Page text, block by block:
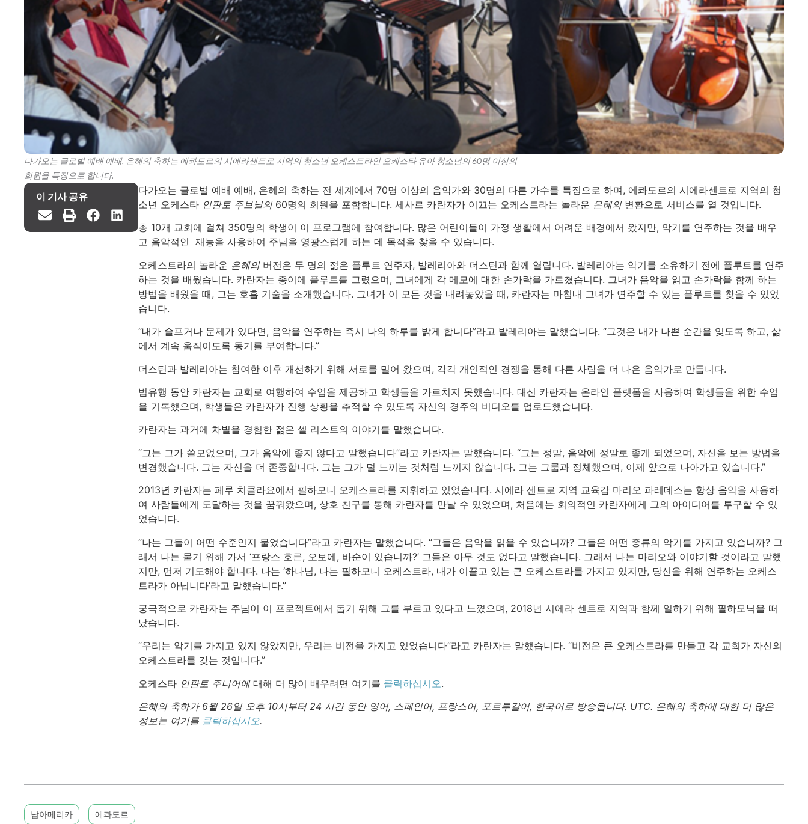
다가오는 글로벌 예배 예배, 은혜의 축하는 에콰도르의 시에라센트로 지역의 청소년 오케스트라인 오케스타 유아 청소년의 60명 이상의
회원을 특징으로 합니다.
이 기사 공유
다가오는 글로벌 예배 예배, 은혜의 축하는 전 세계에서 70명 이상의 음악가와 30명의 다른 가수를 특징으로 하며, 에콰도르의 시에라센트로 지역의 청
소년 오케스타 인판토 주브닐의60명의 회원을 포함합니다. 세사르 카란자가 이끄는 오케스트라는 놀라운 은혜의변환으로 서비스를 열 것입니다.
총 10개 교회에 걸쳐 350명의 학생이 이 프로그램에 참여합니다. 많은 어린이들이 가정 생활에서 어려운 배경에서 왔지만, 악기를 연주하는 것을 배우
고 음악적인 재능을 사용하여 주님을 영광스럽게 하는 데 목적을 찾을 수 있습니다.
오케스트라의 놀라운 은혜의버전은 두 명의 젊은 플루트 연주자, 발레리아와 더스틴과 함께 열립니다. 발레리아는 악기를 소유하기 전에 플루트를 연주
하는 것을 배웠습니다. 카란자는 종이에 플루트를 그렸으며, 그녀에게 각 메모에 대한 손가락을 가르쳤습니다. 그녀가 음악을 읽고 손가락을 함께 하는
방법을 배웠을 때, 그는 호흡 기술을 소개했습니다. 그녀가 이 모든 것을 내려놓았을 때, 카란자는 마침내 그녀가 연주할 수 있는 플루트를 찾을 수 있었
습니다.
“내가 슬프거나 문제가 있다면, 음악을 연주하는 즉시 나의 하루를 밝게 합니다”라고 발레리아는 말했습니다. “그것은 내가 나쁜 순간을 잊도록 하고, 삶
에서 계속 움직이도록 동기를 부여합니다.”
더스틴과 발레리아는 참여한 이후 개선하기 위해 서로를 밀어 왔으며, 각각 개인적인 경쟁을 통해 다른 사람을 더 나은 음악가로 만듭니다.
범유행 동안 카란자는 교회로 여행하여 수업을 제공하고 학생들을 가르치지 못했습니다. 대신 카란자는 온라인 플랫폼을 사용하여 학생들을 위한 수업
을 기록했으며, 학생들은 카란자가 진행 상황을 추적할 수 있도록 자신의 경주의 비디오를 업로드했습니다.
카란자는 과거에 차별을 경험한 젊은 셀 리스트의 이야기를 말했습니다.
“그는 그가 쓸모없으며, 그가 음악에 좋지 않다고 말했습니다”라고 카란자는 말했습니다. “그는 정말, 음악에 정말로 좋게 되었으며, 자신을 보는 방법을
변경했습니다. 그는 자신을 더 존중합니다. 그는 그가 덜 느끼는 것처럼 느끼지 않습니다. 그는 그룹과 정체했으며, 이제 앞으로 나아가고 있습니다.”
2013년 카란자는 페루 치클라요에서 필하모니 오케스트라를 지휘하고 있었습니다. 시에라 센트로 지역 교육감 마리오 파레데스는 항상 음악을 사용하
여 사람들에게 도달하는 것을 꿈꿔왔으며, 상호 친구를 통해 카란자를 만날 수 있었으며, 처음에는 회의적인 카란자에게 그의 아이디어를 투구할 수 있
었습니다.
“나는 그들이 어떤 수준인지 물었습니다”라고 카란자는 말했습니다. “그들은 음악을 읽을 수 있습니까? 그들은 어떤 종류의 악기를 가지고 있습니까? 그
래서 나는 묻기 위해 가서 ‘프랑스 호른, 오보에, 바순이 있습니까?’ 그들은 아무 것도 없다고 말했습니다. 그래서 나는 마리오와 이야기할 것이라고 말했
지만, 먼저 기도해야 합니다. 나는 ‘하나님, 나는 필하모니 오케스트라, 내가 이끌고 있는 큰 오케스트라를 가지고 있지만, 당신을 위해 연주하는 오케스
트라가 아닙니다’라고 말했습니다.”
궁극적으로 카란자는 주님이 이 프로젝트에서 돕기 위해 그를 부르고 있다고 느꼈으며, 2018년 시에라 센트로 지역과 함께 일하기 위해 필하모닉을 떠
났습니다.
“우리는 악기를 가지고 있지 않았지만, 우리는 비전을 가지고 있었습니다”라고 카란자는 말했습니다. “비전은 큰 오케스트라를 만들고 각 교회가 자신의
오케스트라를 갖는 것입니다.”
오케스타 인판토 주니어에대해 더 많이 배우려면 여기를 클릭하십시오.
은혜의 축하가 6월 26일 오후 10시부터 24 시간 동안 영어, 스페인어, 프랑스어, 포르투갈어, 한국어로 방송됩니다. UTC. 은혜의 축하에 대한 더 많은
정보는 여기를 클릭하십시오.
남아메리카 에콰도르